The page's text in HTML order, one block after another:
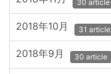
30 article
2018年10月 31 article
2018年9月 30 article